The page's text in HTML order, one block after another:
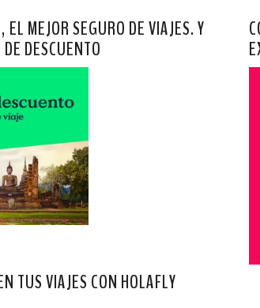
EL MEJOR SEGURO DE VIAJES. Y
DESCUENTO
TUS VIAJES CON HOLAFLY